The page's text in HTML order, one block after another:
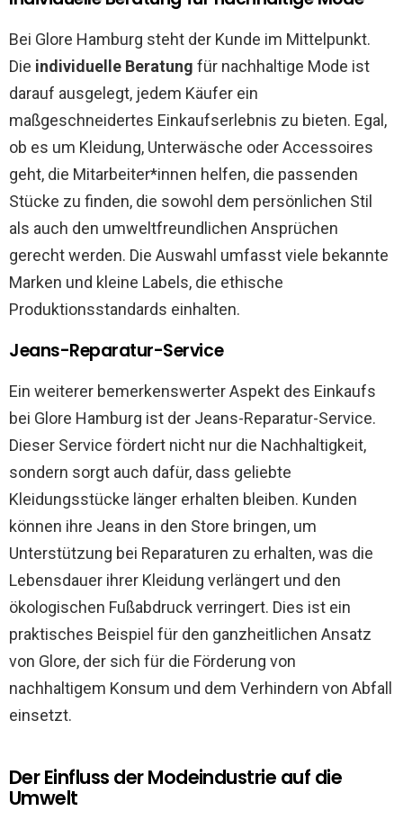
Bei Glore Hamburg steht der Kunde im Mittelpunkt.
Die individuelle Beratung für nachhaltige Mode ist
darauf ausgelegt, jedem Käufer ein
maßgeschneidertes Einkaufserlebnis zu bieten. Egal,
ob es um Kleidung, Unterwäsche oder Accessoires
geht, die Mitarbeiter*innen helfen, die passenden
Stücke zu finden, die sowohl dem persönlichen Stil
als auch den umweltfreundlichen Ansprüchen
gerecht werden. Die Auswahl umfasst viele bekannte
Marken und kleine Labels, die ethische
Produktionsstandards einhalten.
Jeans-Reparatur-Service
Ein weiterer bemerkenswerter Aspekt des Einkaufs
bei Glore Hamburg ist der Jeans-Reparatur-Service.
Dieser Service fördert nicht nur die Nachhaltigkeit,
sondern sorgt auch dafür, dass geliebte
Kleidungsstücke länger erhalten bleiben. Kunden
können ihre Jeans in den Store bringen, um
Unterstützung bei Reparaturen zu erhalten, was die
Lebensdauer ihrer Kleidung verlängert und den
ökologischen Fußabdruck verringert. Dies ist ein
praktisches Beispiel für den ganzheitlichen Ansatz
von Glore, der sich für die Förderung von
nachhaltigem Konsum und dem Verhindern von Abfall
einsetzt.
Der Einfluss der Modeindustrie auf die
Umwelt